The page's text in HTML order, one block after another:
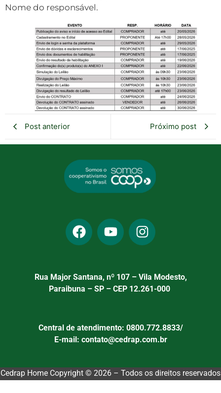
Nome do responsável.
Post anterior Próximo post
Rua Major Santana, nº 107 – Vila Modesto,
Paraibuna – SP – CEP 12.261-000
Central de atendimento: 0800.772.8833/
E-mail: contato@cedrap.com.br
Cedrap Home Copyright © 2026 – Todos os direitos reservados